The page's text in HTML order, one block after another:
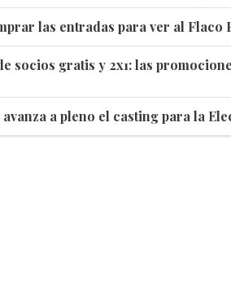
las entradas para ver al Flaco
socios gratis y 2x1: las
avanza a pleno el casting para la